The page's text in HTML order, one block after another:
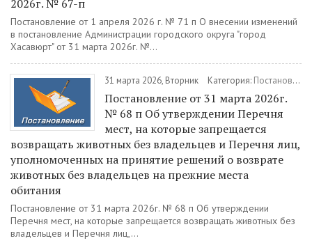
2026г. № 67-п
Постановление от 1 апреля 2026 г. № 71 п О внесении изменений
в постановление Администрации городского округа "город
Хасавюрт" от 31 марта 2026г. №...
31 марта 2026, Вторник Категория: Постановления
Постановление от 31 марта 2026г.
№ 68 п Об утверждении Перечня
мест, на которые запрещается
возвращать животных без владельцев и Перечня лиц,
уполномоченных на принятие решений о возврате
животных без владельцев на прежние места
обитания
Постановление от 31 марта 2026г. № 68 п Об утверждении
Перечня мест, на которые запрещается возвращать животных без
владельцев и Перечня лиц,...